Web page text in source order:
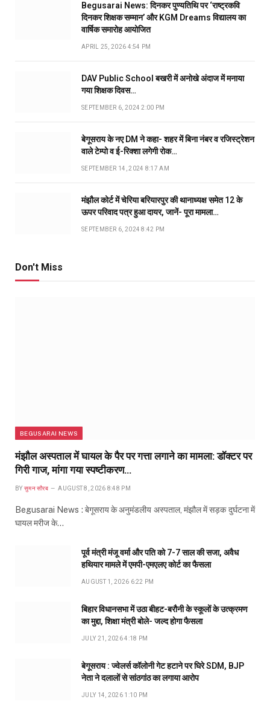
Begusarai News: दिनकर पुण्यतिथि पर ‘राष्ट्रकवि
दिनकर शिक्षक सम्मान’ और KGM Dreams विद्यालय का
वार्षिक समारोह आयोजित
APRIL 25, 2026 4:54 PM
DAV Public School बखरी में अनोखे अंदाज में मनाया
गया शिक्षक दिवस…
SEPTEMBER 6, 2024 2:00 PM
बेगूसराय के नए DM ने कहा- शहर में बिना नंबर व रजिस्ट्रेशन
वाले टेम्पो व ई-रिक्शा लगेगी रोक…
SEPTEMBER 14, 2024 8:17 AM
मंझौल कोर्ट में चेरिया बरियारपुर की थानाध्यक्ष समेत 12 के
ऊपर परिवाद पत्र हुआ दायर, जानें- पूरा मामला…
SEPTEMBER 6, 2024 8:42 PM
Don't Miss
BEGUSARAI NEWS
मंझौल अस्पताल में घायल के पैर पर गत्ता लगाने का मामला: डॉक्टर पर
गिरी गाज, मांगा गया स्पष्टीकरण…
BY सुमन सौरब AUGUST 8, 2026 8:48 PM
Begusarai News : बेगूसराय के अनुमंडलीय अस्पताल, मंझौल में सड़क दुर्घटना में
घायल मरीज के…
पूर्व मंत्री मंजू वर्मा और पति को 7-7 साल की सजा, अवैध
हथियार मामले में एमपी-एमएलए कोर्ट का फैसला
AUGUST 1, 2026 6:22 PM
बिहार विधानसभा में उठा बीहट-बरौनी के स्कूलों के उत्क्रमण
का मुद्दा, शिक्षा मंत्री बोले- जल्द होगा फैसला
JULY 21, 2026 4:18 PM
बेगूसराय : ज्वेलर्स कॉलोनी गेट हटाने पर घिरे SDM, BJP
नेता ने दलालों से सांठगांठ का लगाया आरोप
JULY 14, 2026 1:10 PM